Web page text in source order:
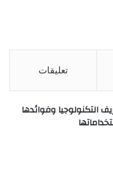
تعليقات
التكنولوجيا وفوائدها